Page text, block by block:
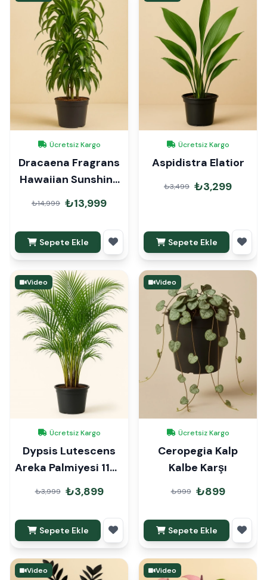
Ücretsiz Kargo
Dracaena Fragrans
Hawaiian Sunshine
Anaç 140cm
₺14,999 ₺13,999
Sepete Ekle
Ücretsiz Kargo
Aspidistra Elatior
₺3,499 ₺3,299
Sepete Ekle
Video
Ücretsiz Kargo
Dypsis Lutescens
Areka Palmiyesi 110-
120cm
₺3,999 ₺3,899
Sepete Ekle
Video
Ücretsiz Kargo
Ceropegia Kalp
Kalbe Karşı
₺999 ₺899
Sepete Ekle
Video Video